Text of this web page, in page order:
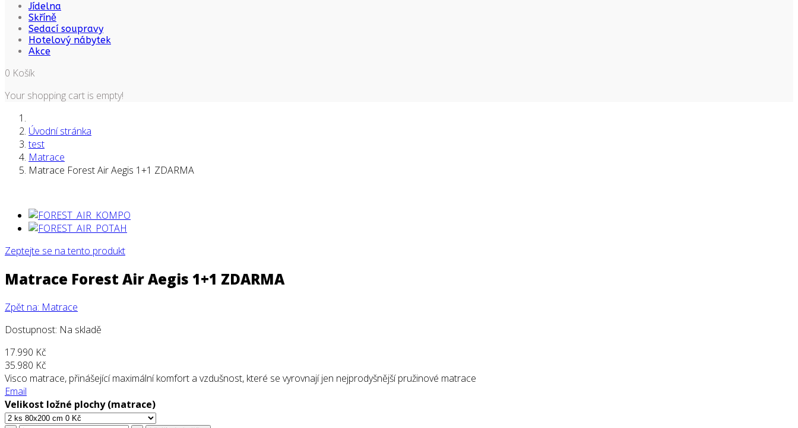
Jídelna
Skříně
Sedací soupravy
Hotelový nábytek
Akce
0 Košík
Your shopping cart is empty!
Úvodní stránka
test
Matrace
Matrace Forest Air Aegis 1+1 ZDARMA
Zeptejte se na tento produkt
Matrace Forest Air Aegis 1+1 ZDARMA
Zpět na: Matrace
Dostupnost: Na skladě
17.990 Kč
35.980 Kč
Visco matrace, přinášející maximální komfort a vzdušnost, které se vyrovnají jen nejprodyšnější pružinové matrace
Email
Velikost ložné plochy (matrace)